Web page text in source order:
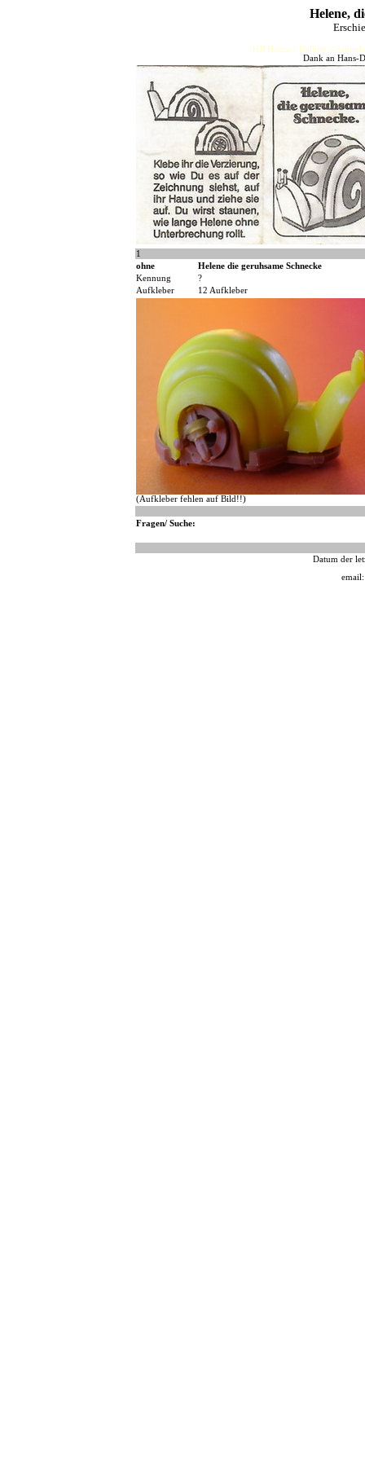
Helene,
HJFHenze - Helmut´s
Dank an Hans-
1
ohne
Helene die geruhsame Schnecke
Kennung
?
Aufkleber
12 Aufkleber
(Aufkleber fehlen auf Bild!!)
Fragen/ Suche:
Datum der